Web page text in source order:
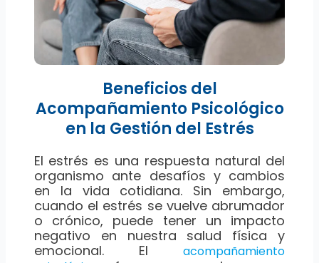
Beneficios del
Acompañamiento Psicológico
en la Gestión del Estrés
El estrés es una respuesta natural del
organismo ante desafíos y cambios
en la vida cotidiana. Sin embargo,
cuando el estrés se vuelve abrumador
o crónico, puede tener un impacto
negativo en nuestra salud física y
emocional. Elacompañamiento